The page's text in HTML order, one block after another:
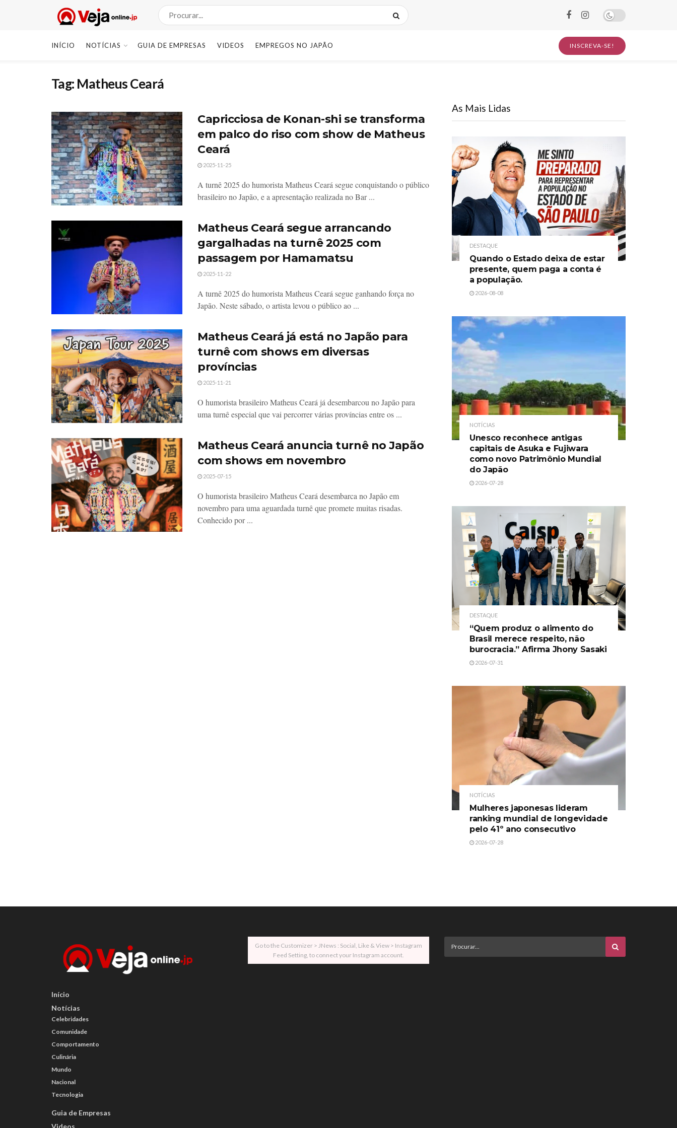
INÍCIO NOTÍCIAS GUIA DE EMPRESAS VIDEOS EMPREGOS NO JAPÃO INSCREVA-SE!
Tag: Matheus Ceará
Capricciosa de Konan-shi se transforma
em palco do riso com show de Matheus
Ceará
2025-11-25
A turnê 2025 do humorista Matheus Ceará segue conquistando o público
brasileiro no Japão, e a apresentação realizada no Bar ...
Matheus Ceará segue arrancando
gargalhadas na turnê 2025 com
passagem por Hamamatsu
2025-11-22
A turnê 2025 do humorista Matheus Ceará segue ganhando força no
Japão. Neste sábado, o artista levou o público ao ...
Matheus Ceará já está no Japão para
turnê com shows em diversas
províncias
2025-11-21
O humorista brasileiro Matheus Ceará já desembarcou no Japão para
uma turnê especial que vai percorrer várias províncias entre os ...
Matheus Ceará anuncia turnê no Japão
com shows em novembro
2025-07-15
O humorista brasileiro Matheus Ceará desembarca no Japão em
novembro para uma aguardada turnê que promete muitas risadas.
Conhecido por ...
As Mais Lidas
DESTAQUE
Quando o Estado deixa de estar
presente, quem paga a conta é
a população.
2026-08-08
NOTÍCIAS
Unesco reconhece antigas
capitais de Asuka e Fujiwara
como novo Patrimônio Mundial
do Japão
2026-07-28
DESTAQUE
“Quem produz o alimento do
Brasil merece respeito, não
burocracia.” Afirma Jhony Sasaki
2026-07-31
NOTÍCIAS
Mulheres japonesas lideram
ranking mundial de longevidade
pelo 41º ano consecutivo
2026-07-28
Início
Notícias
Celebridades
Comunidade
Comportamento
Culinária
Mundo
Nacional
Tecnologia
Guia de Empresas
Videos
Go to the Customizer > JNews : Social, Like & View > Instagram
Feed Setting, to connect your Instagram account.